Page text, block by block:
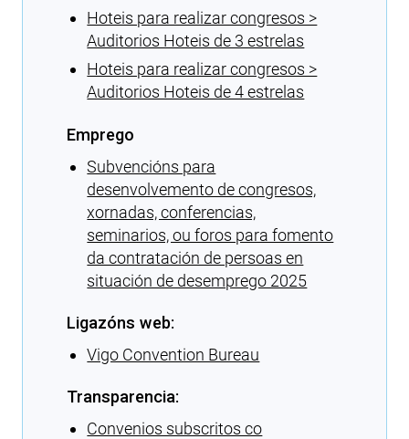
Hoteis para realizar congresos >
Auditorios Hoteis de 3 estrelas
Hoteis para realizar congresos >
Auditorios Hoteis de 4 estrelas
Emprego
Subvencións para
desenvolvemento de congresos,
xornadas, conferencias,
seminarios, ou foros para fomento
da contratación de persoas en
situación de desemprego 2025
Ligazóns web:
Vigo Convention Bureau
Transparencia:
Convenios subscritos co